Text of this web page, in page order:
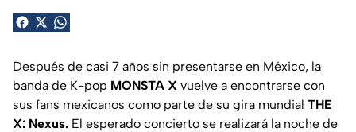
Después de casi 7 años sin presentarse en México, la
banda de K-pop MONSTA X vuelve a encontrarse con
sus fans mexicanos como parte de su gira mundial THE
X: Nexus. El esperado concierto se realizará la noche de